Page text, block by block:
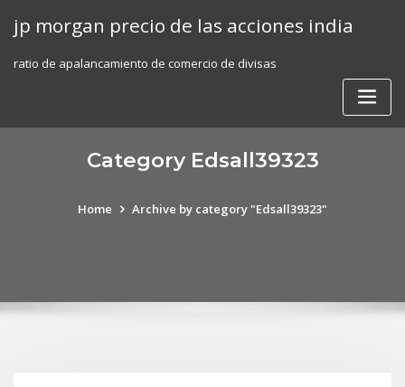
jp morgan precio de las acciones india
ratio de apalancamiento de comercio de divisas
Category Edsall39323
Home Archive by category "Edsall39323"